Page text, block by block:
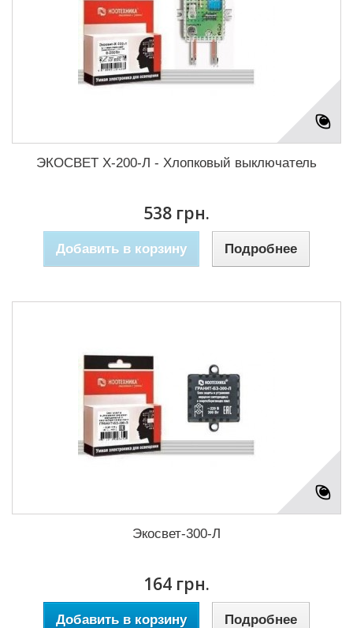
ЭКОСВЕТ Х-200-Л - Хлопковый выключатель
538 грн.
Добавить в корзину Подробнее
Экосвет-300-Л
164 грн.
Добавить в корзину Подробнее